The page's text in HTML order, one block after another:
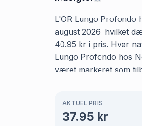
L'OR Lungo Profondo
august 2026, hvilket
40.95 kr i pris. Hver
Lungo Profondo hos
været markeret som
AKTUEL PRIS
37.95 kr